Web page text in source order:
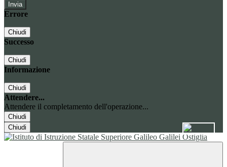
Errore
Chiudi
Successo
Chiudi
Informazione
Chiudi
Attendere...
Attendere il completamento dell'operazione...
Chiudi
Chiudi